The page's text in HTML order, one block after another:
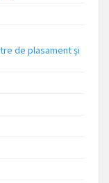
de plasament și